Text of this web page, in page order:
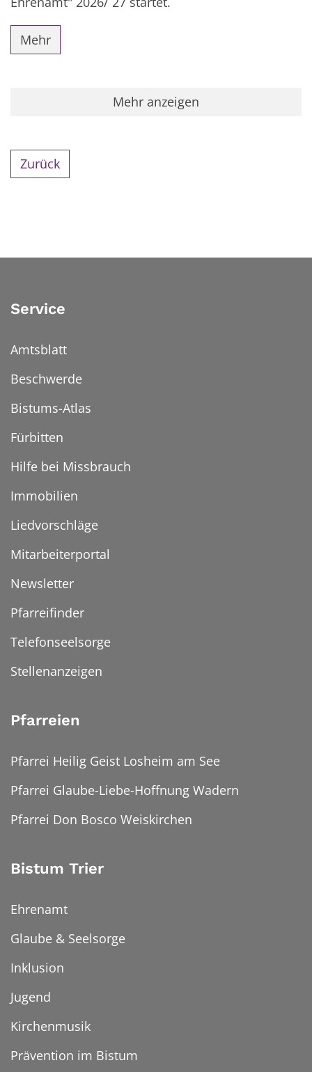
Mehr
Mehr anzeigen
Zurück
Service
Amtsblatt
Beschwerde
Bistums-Atlas
Fürbitten
Hilfe bei Missbrauch
Immobilien
Liedvorschläge
Mitarbeiterportal
Newsletter
Pfarreifinder
Telefonseelsorge
Stellenanzeigen
Pfarreien
Pfarrei Heilig Geist Losheim am See
Pfarrei Glaube-Liebe-Hoffnung Wadern
Pfarrei Don Bosco Weiskirchen
Bistum Trier
Ehrenamt
Glaube & Seelsorge
Inklusion
Jugend
Kirchenmusik
Prävention im Bistum